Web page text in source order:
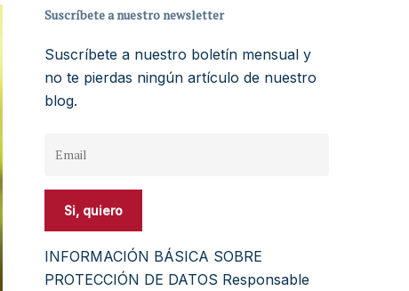
Suscríbete a nuestro newsletter
Suscríbete a nuestro boletín mensual y
no te pierdas ningún artículo de nuestro
blog.
INFORMACIÓN BÁSICA SOBRE
PROTECCIÓN DE DATOS Responsable